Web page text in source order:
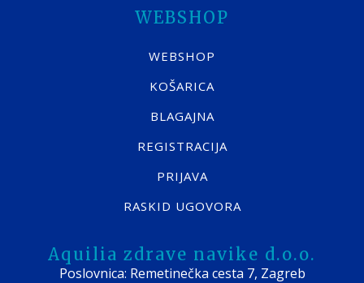
WEBSHOP
WEBSHOP
KOŠARICA
BLAGAJNA
REGISTRACIJA
PRIJAVA
RASKID UGOVORA
Aquilia zdrave navike d.o.o.
Poslovnica: Remetinečka cesta 7, Zagreb